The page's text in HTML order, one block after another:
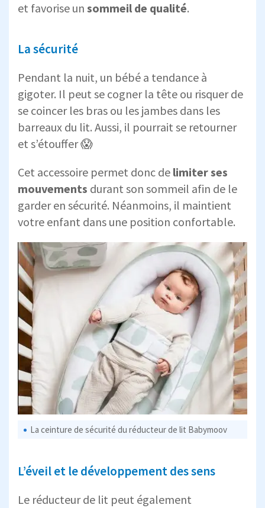
et favorise un sommeil de qualité.
La sécurité
Pendant la nuit, un bébé a tendance à
gigoter. Il peut se cogner la tête ou risquer de
se coincer les bras ou les jambes dans les
barreaux du lit. Aussi, il pourrait se retourner
et s’étouffer 😱
Cet accessoire permet donc de limiter ses
mouvements durant son sommeil afin de le
garder en sécurité. Néanmoins, il maintient
votre enfant dans une position confortable.
La ceinture de sécurité du réducteur de lit Babymoov
L’éveil et le développement des sens
Le réducteur de lit peut également